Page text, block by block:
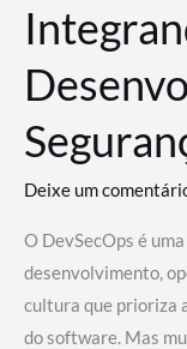
Deixe um
O DevSecOps é
desenvolvimento,
cultura que prioriza
do software. Mas